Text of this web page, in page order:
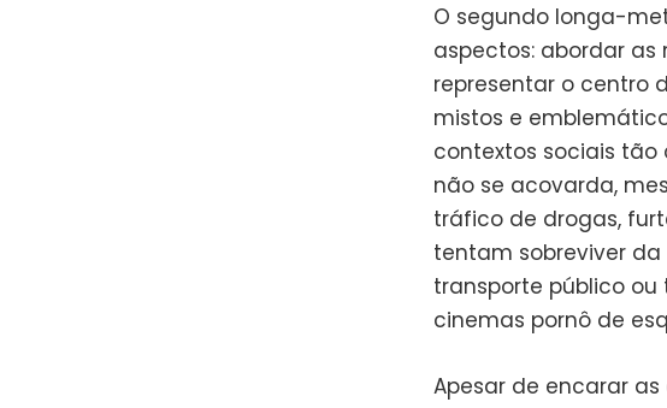
O segundo longa-
aspectos: abordar
representar o centro
mistos e
contextos sociais tão
não se acovarda,
tráfico de drogas,
tentam sobreviver
transporte público
cinemas pornô de
Apesar de encarar